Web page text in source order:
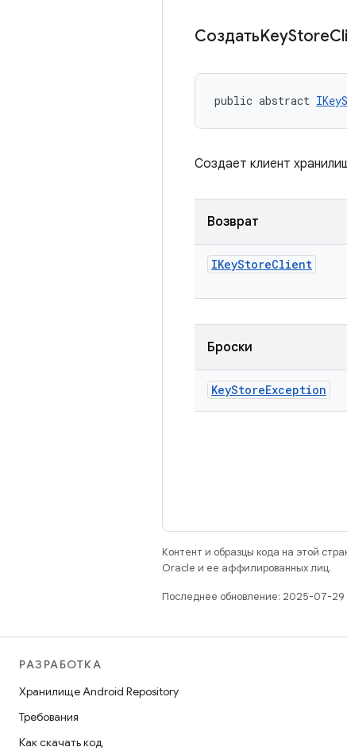
СоздатьKeyStore
public abstract
Создает клиент
Возврат
IKeyStoreClient
Броски
KeyStoreException
Контент и образцы кода на этой
Oracle и ее аффилированных лиц.
Последнее обновление: 2025-07-29
РАЗРАБОТКА
Хранилище Android Repository
Требования
Как скачать код